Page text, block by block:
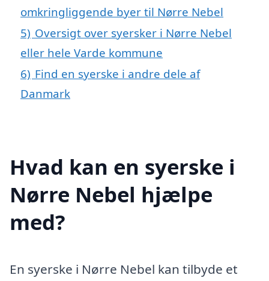
omkringliggende byer til Nørre Nebel
5) Oversigt over syersker i Nørre Nebel
eller hele Varde kommune
6) Find en syerske i andre dele af
Danmark
Hvad kan en syerske i
Nørre Nebel hjælpe
med?
En syerske i Nørre Nebel kan tilbyde et